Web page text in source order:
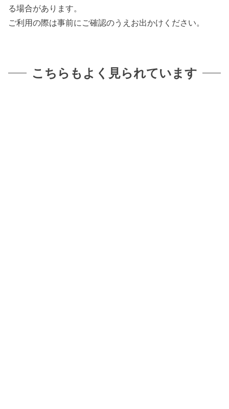
る場合があります。
ご利用の際は事前にご確認のうえお出かけください。
こちらもよく見られています